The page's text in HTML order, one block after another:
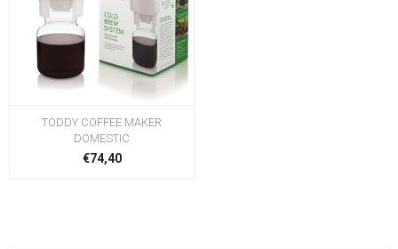
TODDY COFFEE MAKER
DOMESTIC
€74,40